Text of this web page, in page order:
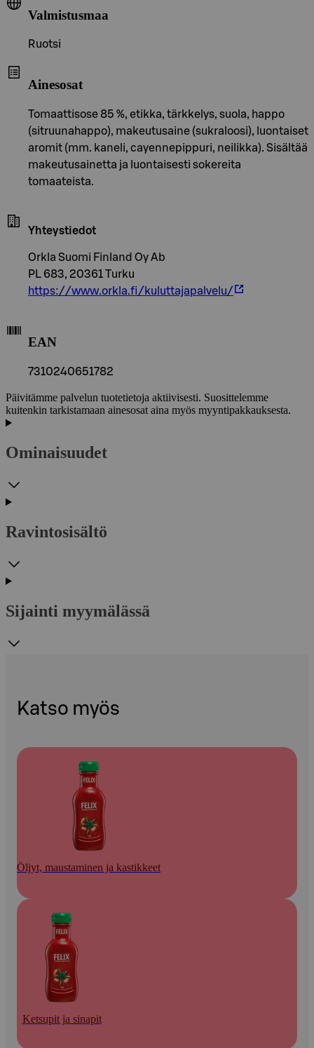
Valmistusmaa
Ruotsi
Ainesosat
Tomaattisose 85 %, etikka, tärkkelys, suola, happo
(sitruunahappo), makeutusaine (sukraloosi), luontaiset
aromit (mm. kaneli, cayennepippuri, neilikka). Sisältää
makeutusainetta ja luontaisesti sokereita
tomaateista.
Yhteystiedot
Orkla Suomi Finland Oy Ab
PL 683, 20361 Turku
https://www.orkla.fi/kuluttajapalvelu/
EAN
7310240651782
Päivitämme palvelun tuotetietoja aktiivisesti. Suosittelemme
kuitenkin tarkistamaan ainesosat aina myös myyntipakkauksesta.
Ominaisuudet
Ravintosisältö
Sijainti myymälässä
Katso myös
Öljyt, maustaminen ja kastikkeet
Ketsupit ja sinapit